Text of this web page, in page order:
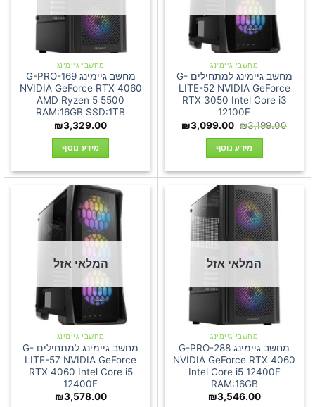
מחשבי גיימינג
מחשב גיימינג למתחילים G-
LITE-52 NVIDIA GeForce
RTX 3050 Intel Core i3
12100F
₪3,199.00
המחיר
₪3,199.00.
₪3,099.00
המחיר
מידע נוסף
מחשבי גיימינג
מחשב גיימינג G-PRO-169
NVIDIA GeForce RTX 4060
AMD Ryzen 5 5500
RAM:16GB SSD:1TB
₪3,329.00
מידע נוסף
המלאי אזל
מחשבי גיימינג
מחשב גיימינג G-PRO-288
NVIDIA GeForce RTX 4060
Intel Core i5 12400F
RAM:16GB
₪3,546.00
המלאי אזל
מחשבי גיימינג
מחשב גיימינג למתחילים G-
LITE-57 NVIDIA GeForce
RTX 4060 Intel Core i5
12400F
₪3,578.00